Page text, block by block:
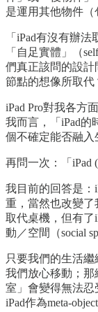
是運用其他物件（
「iPad有沒有辦
「自足實體」（
們真正該問的設
節點的想像所取代
iPad Pro對我各方
我而言，「iPad的
個不確定能否融入
再問一次：「iPad
我目前的回答是：
重，當然也改變了
取代桌機，但有了
動／空間（social
只要我們的生活
我們放心移動；
室」會變得無法
iPad作為meta-